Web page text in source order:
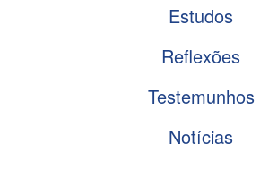
Estudos
Reflexões
Testemunhos
Notícias